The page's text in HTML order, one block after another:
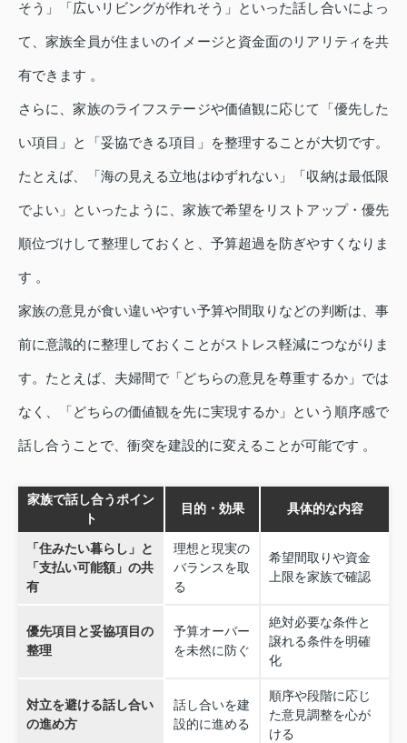
そう」「広いリビングが作れそう」といった話し合いによっ
て、家族全員が住まいのイメージと資金面のリアリティを共
有できます 。
さらに、家族のライフステージや価値観に応じて「優先した
い項目」と「妥協できる項目」を整理することが大切です。
たとえば、「海の見える立地はゆずれない」「収納は最低限
でよい」といったように、家族で希望をリストアップ・優先
順位づけして整理しておくと、予算超過を防ぎやすくなりま
す 。
家族の意見が食い違いやすい予算や間取りなどの判断は、事
前に意識的に整理しておくことがストレス軽減につながりま
す。たとえば、夫婦間で「どちらの意見を尊重するか」では
なく、「どちらの価値観を先に実現するか」という順序感で
話し合うことで、衝突を建設的に変えることが可能です 。
家族で話し合うポイン
ト
目的・効果 具体的な内容
「住みたい暮らし」と
「支払い可能額」の共
有
理想と現実の
バランスを取
る
希望間取りや資金
上限を家族で確認
優先項目と妥協項目の
整理
予算オーバー
を未然に防ぐ
絶対必要な条件と
譲れる条件を明確
化
対立を避ける話し合い
の進め方
話し合いを建
設的に進める
順序や段階に応じ
た意見調整を心が
ける